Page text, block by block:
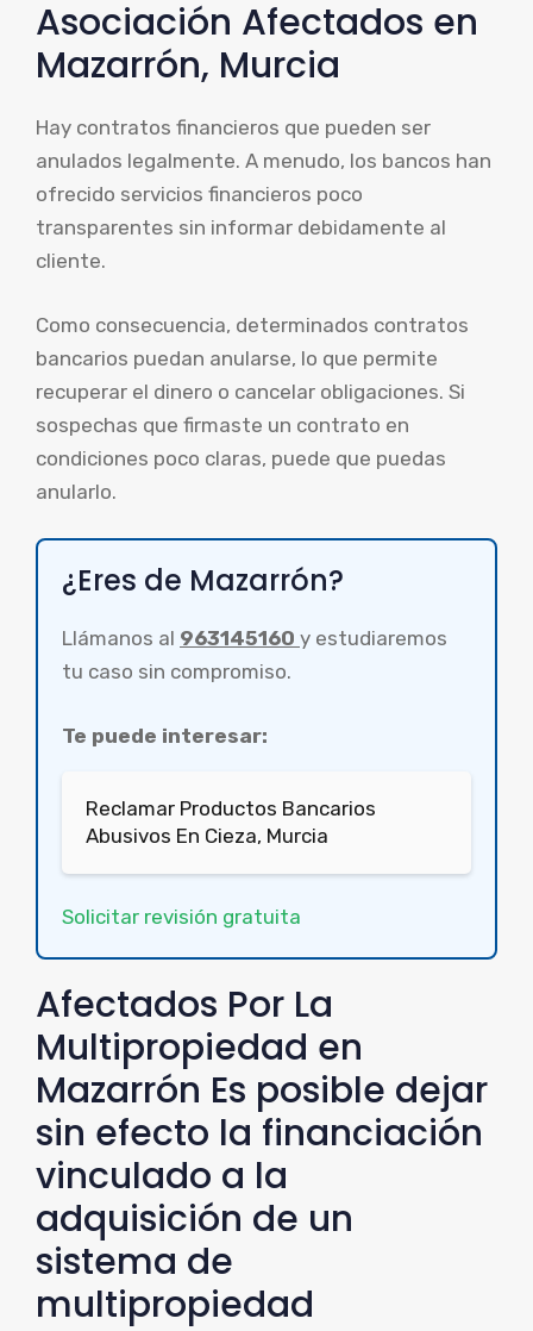
Asociación Afectados en
Mazarrón, Murcia
Hay contratos financieros que pueden ser
anulados legalmente. A menudo, los bancos han
ofrecido servicios financieros poco
transparentes sin informar debidamente al
cliente.
Como consecuencia, determinados contratos
bancarios puedan anularse, lo que permite
recuperar el dinero o cancelar obligaciones. Si
sospechas que firmaste un contrato en
condiciones poco claras, puede que puedas
anularlo.
¿Eres de Mazarrón?
Llámanos al 963145160 y estudiaremos
tu caso sin compromiso.
Te puede interesar:
Reclamar Productos Bancarios
Abusivos En Cieza, Murcia
Solicitar revisión gratuita
Afectados Por La
Multipropiedad en
Mazarrón Es posible dejar
sin efecto la financiación
vinculado a la
adquisición de un
sistema de
multipropiedad